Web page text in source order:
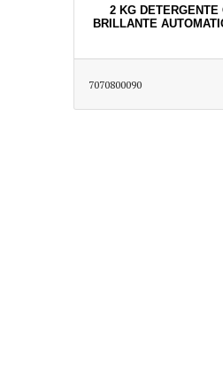
2 KG DETERGENTE
BRILLANTE
7070800090